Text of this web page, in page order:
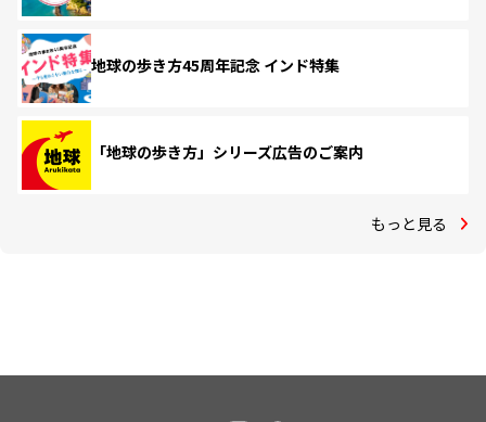
地球の歩き方45周年記念 インド特集
「地球の歩き方」シリーズ広告のご案内
もっと見る